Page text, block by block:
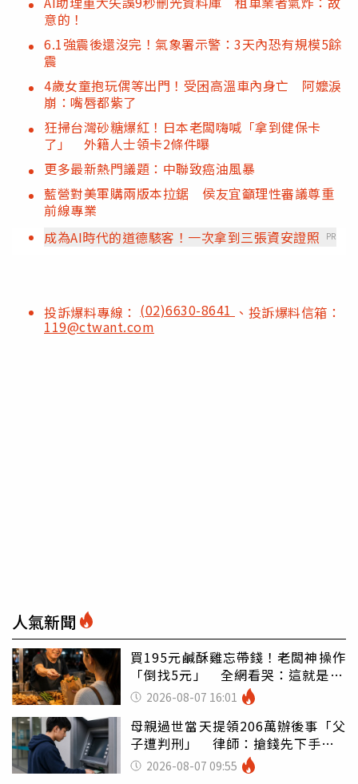
意的！
6.1強震後還沒完！氣象署示警：3天內恐有規模5餘
震
4歲女童抱玩偶等出門！受困高溫車內身亡 阿嬤淚
崩：嘴唇都紫了
狂掃台灣砂糖爆紅！日本老闆嗨喊「拿到健保卡
了」 外籍人士領卡2條件曝
更多最新熱門議題：中聯致癌油風暴
藍營對美軍購兩版本拉鋸 侯友宜籲理性審議尊重
前線專業
成為AI時代的道德駭客！一次拿到三張資安證照
PR
投訴爆料專線： (02)6630-8641 、投訴爆料信箱：
119@ctwant.com
人氣新聞
買195元鹹酥雞忘帶錢！老闆神操作
「倒找5元」 全網看哭：這就是台
灣 2026-08-07 16:01
母親過世當天提領206萬辦後事「父
子遭判刑」 律師：搶錢先下手是
罪 2026-08-07 09:55